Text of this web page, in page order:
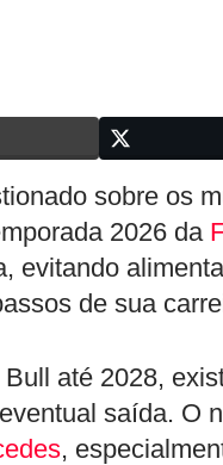
sobre os
2026 da
evitando
de sua
até 2028,
saída. O
,